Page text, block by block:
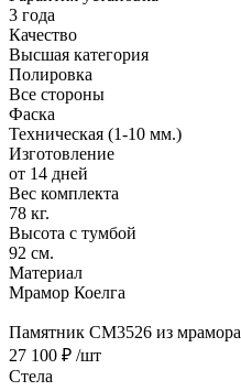
3 года
Качество
Высшая категория
Полировка
Все стороны
Фаска
Техническая (1-10 мм.)
Изготовление
от 14 дней
Вес комплекта
78 кг.
Высота с тумбой
92 см.
Материал
Мрамор Коелга
Памятник CM3526 из мрамора
27 100 ₽ /шт
Стела